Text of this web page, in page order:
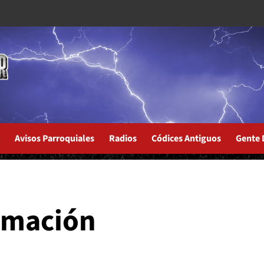
Avisos Parroquiales Radios Códices Antiguos Gente